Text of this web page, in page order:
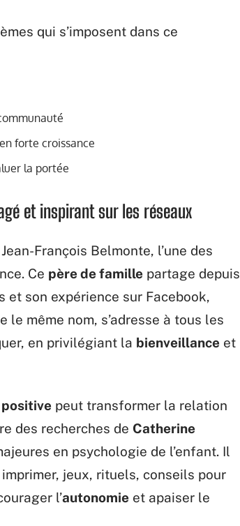
qui s’imposent dans ce
forte croissance
la portée
et inspirant sur les réseaux
François Belmonte, l’une des
Ce père de famille partage depuis
et son expérience sur Facebook,
le même nom, s’adresse à tous les
en privilégiant la bienveillance et
peut transformer la relation
des recherches de Catherine
en psychologie de l’enfant. Il
jeux, rituels, conseils pour
l’autonomie et apaiser le